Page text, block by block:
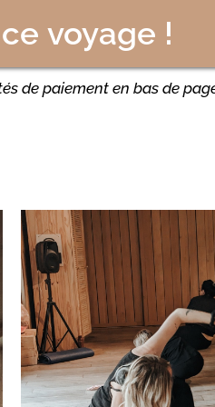
voyage !
de paiement en bas de